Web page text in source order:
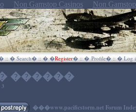
Non Gamstop Casinos Non
:: �Search� :: ��Register� :: � Profile� :: �Log
������
3
���www.pacificstorm.net Forum